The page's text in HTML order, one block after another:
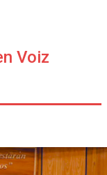
Voiz